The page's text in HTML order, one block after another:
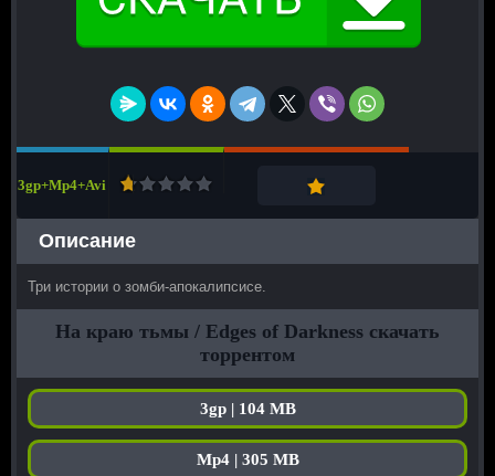
3gp+Mp4+Avi
Описание
Три истории о зомби-апокалипсисе.
На краю тьмы / Edges of Darkness скачать
торрентом
3gp | 104 MB
Mp4 | 305 MB